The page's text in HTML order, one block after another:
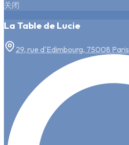
关闭
La Table de Lucie
29, rue d'Edimbourg, 75008 Paris